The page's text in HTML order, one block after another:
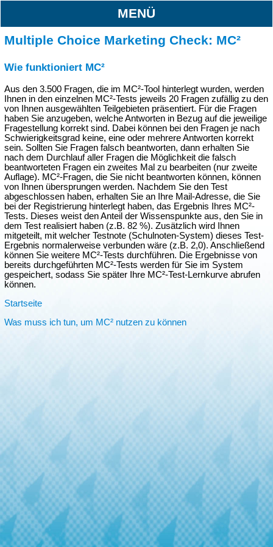
MENÜ
Multiple Choice Marketing Check: MC²
Wie funktioniert MC²
Aus den 3.500 Fragen, die im MC²-Tool hinterlegt wurden, werden
Ihnen in den einzelnen MC²-Tests jeweils 20 Fragen zufällig zu den
von Ihnen ausgewählten Teilgebieten präsentiert. Für die Fragen
haben Sie anzugeben, welche Antworten in Bezug auf die jeweilige
Fragestellung korrekt sind. Dabei können bei den Fragen je nach
Schwierigkeitsgrad keine, eine oder mehrere Antworten korrekt
sein. Sollten Sie Fragen falsch beantworten, dann erhalten Sie
nach dem Durchlauf aller Fragen die Möglichkeit die falsch
beantworteten Fragen ein zweites Mal zu bearbeiten (nur zweite
Auflage). MC²-Fragen, die Sie nicht beantworten können, können
von Ihnen übersprungen werden. Nachdem Sie den Test
abgeschlossen haben, erhalten Sie an Ihre Mail-Adresse, die Sie
bei der Registrierung hinterlegt haben, das Ergebnis Ihres MC²-
Tests. Dieses weist den Anteil der Wissenspunkte aus, den Sie in
dem Test realisiert haben (z.B. 82 %). Zusätzlich wird Ihnen
mitgeteilt, mit welcher Testnote (Schulnoten-System) dieses Test-
Ergebnis normalerweise verbunden wäre (z.B. 2,0). Anschließend
können Sie weitere MC²-Tests durchführen. Die Ergebnisse von
bereits durchgeführten MC²-Tests werden für Sie im System
gespeichert, sodass Sie später Ihre MC²-Test-Lernkurve abrufen
können.
Startseite
Was muss ich tun, um MC² nutzen zu können